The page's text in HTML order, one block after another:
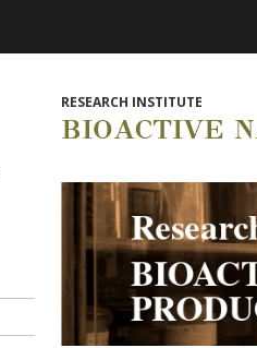
RESEARCH INSTITUTE
BIOACTIVE